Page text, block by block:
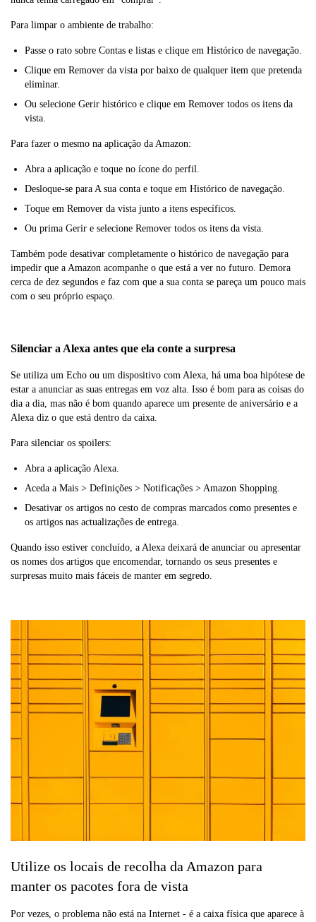
Para limpar o ambiente de trabalho:
Passe o rato sobre Contas e listas e clique em Histórico de navegação.
Clique em Remover da vista por baixo de qualquer item que pretenda
eliminar.
Ou selecione Gerir histórico e clique em Remover todos os itens da
vista.
Para fazer o mesmo na aplicação da Amazon:
Abra a aplicação e toque no ícone do perfil.
Desloque-se para A sua conta e toque em Histórico de navegação.
Toque em Remover da vista junto a itens específicos.
Ou prima Gerir e selecione Remover todos os itens da vista.
Também pode desativar completamente o histórico de navegação para
impedir que a Amazon acompanhe o que está a ver no futuro. Demora
cerca de dez segundos e faz com que a sua conta se pareça um pouco mais
com o seu próprio espaço.
Silenciar a Alexa antes que ela conte a surpresa
Se utiliza um Echo ou um dispositivo com Alexa, há uma boa hipótese de
estar a anunciar as suas entregas em voz alta. Isso é bom para as coisas do
dia a dia, mas não é bom quando aparece um presente de aniversário e a
Alexa diz o que está dentro da caixa.
Para silenciar os spoilers:
Abra a aplicação Alexa.
Aceda a Mais > Definições > Notificações > Amazon Shopping.
Desativar os artigos no cesto de compras marcados como presentes e
os artigos nas actualizações de entrega.
Quando isso estiver concluído, a Alexa deixará de anunciar ou apresentar
os nomes dos artigos que encomendar, tornando os seus presentes e
surpresas muito mais fáceis de manter em segredo.
Utilize os locais de recolha da Amazon para
manter os pacotes fora de vista
Por vezes, o problema não está na Internet - é a caixa física que aparece à